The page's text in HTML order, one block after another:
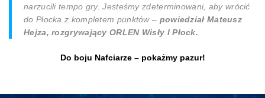
narzucili tempo gry. Jesteśmy zdeterminowani, aby wrócić
do Płocka z kompletem punktów – powiedział Mateusz
Hejza, rozgrywający ORLEN Wisły I Płock.
Do boju Nafciarze – pokażmy pazur!